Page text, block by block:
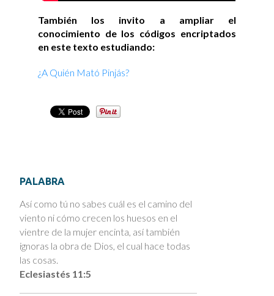
También los invito a ampliar el
conocimiento de los códigos encriptados
en este texto estudiando:
¿A Quién Mató Pinjás?
PALABRA
Así como tú no sabes cuál es el camino del
viento ni cómo crecen los huesos en el
vientre de la mujer encinta, así también
ignoras la obra de Dios, el cual hace todas
las cosas.
Eclesiastés 11:5